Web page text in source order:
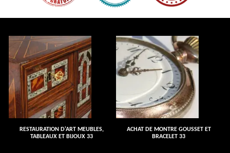
RESTAURATION D'ART MEUBLES,
TABLEAUX ET BIJOUX 33
ACHAT DE MONTRE GOUSSET ET
BRACELET 33